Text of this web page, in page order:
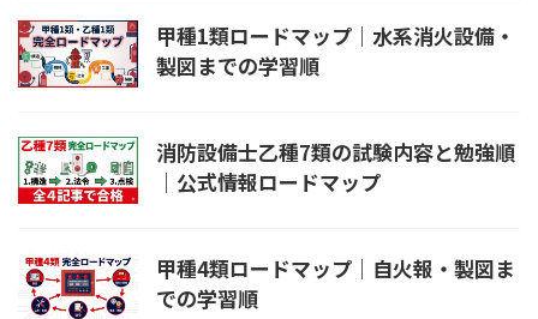
甲種1類ロードマップ｜水系消火設備・
製図までの学習順
消防設備士乙種7類の試験内容と勉強順
｜公式情報ロードマップ
甲種4類ロードマップ｜自火報・製図ま
での学習順